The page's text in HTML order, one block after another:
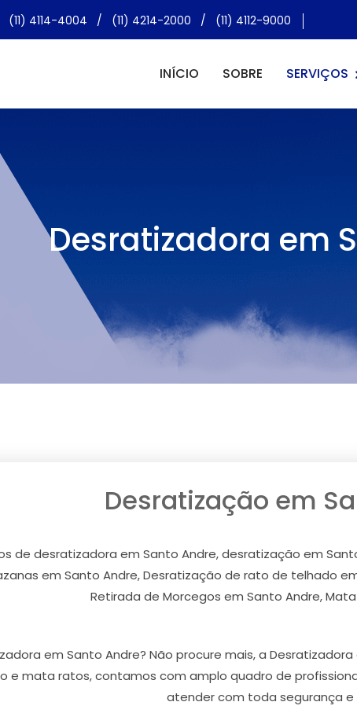
(11) 4114-4004 / (11) 4214-2000 / (11) 4112-9000
INÍCIO SOBRE SERVIÇOS
Desratizadora em
Desratização em
de desratizadora em Santo Andre, desratização em
em Santo Andre, Desratização de rato de telhado
Retirada de Morcegos em Santo Andre,
em Santo Andre? Não procure mais, a
e mata ratos, contamos com amplo quadro de
atender com toda segurança e